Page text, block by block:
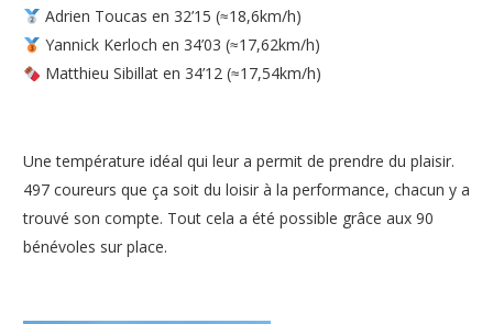
Adrien Toucas en 32’15 (≈18,6km/h)
Yannick Kerloch en 34’03 (≈17,62km/h)
Matthieu Sibillat en 34’12 (≈17,54km/h)
Une température idéal qui leur a permit de prendre du plaisir.
497 coureurs que ça soit du loisir à la performance, chacun y a
trouvé son compte. Tout cela a été possible grâce aux 90
bénévoles sur place.